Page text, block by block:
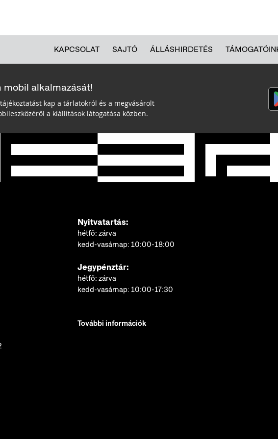
KAPCSOLAT SAJTÓ ÁLLÁSHIRDETÉS
mobil alkalmazását!
kap a tárlatokról és a megvásárolt
a kiállítások látogatása közben.
Nyitvatartás:
hétfő: zárva
kedd-vasárnap: 10:00-18:00
Jegypénztár:
hétfő: zárva
kedd-vasárnap: 10:00-17:30
További információk